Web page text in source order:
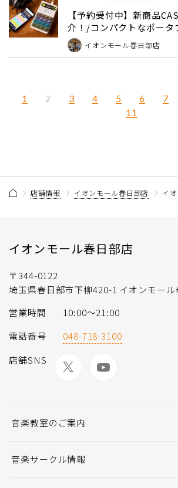
【予約受付中】新商品
介！/コンパクトなポータ
ローン・サンプラー
イオンモール春日部店
1 2 3 4 5 6 7
11
店舗情報 イオンモール春日部店 イ
イオンモール春日部店
〒344-0122
埼玉県春日部市下柳420-1 イオンモール
営業時間
10:00～21:00
電話番号
048-718-3100
店舗SNS
音楽教室のご案内
音楽サークル情報